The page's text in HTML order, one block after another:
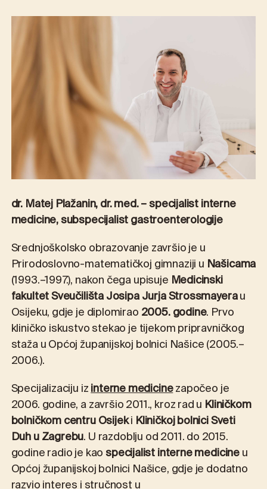
dr. Matej Plažanin, dr. med. – specijalist interne
medicine, subspecijalist gastroenterologije
Srednjoškolsko obrazovanje završio je u
Prirodoslovno-matematičkoj gimnaziji u Našicama
(1993.–1997.), nakon čega upisuje Medicinski
fakultet Sveučilišta Josipa Jurja Strossmayerau
Osijeku, gdje je diplomirao2005. godine. Prvo
kliničko iskustvo stekao je tijekom pripravničkog
staža u Općoj županijskoj bolnici Našice (2005.–
2006.).
Specijalizaciju izinterne medicinezapočeo je
2006. godine, a završio 2011., kroz rad u Kliničkom
bolničkom centru Osijeki Kliničkoj bolnici Sveti
Duh u Zagrebu. U razdoblju od 2011. do 2015.
godine radio je kaospecijalist interne medicineu
Općoj županijskoj bolnici Našice, gdje je dodatno